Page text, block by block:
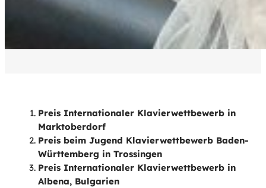
Preis Internationaler Klavierwettbewerb in
Marktoberdorf
Preis beim Jugend Klavierwettbewerb Baden-
Württemberg in Trossingen
Preis Internationaler Klavierwettbewerb in
Albena, Bulgarien